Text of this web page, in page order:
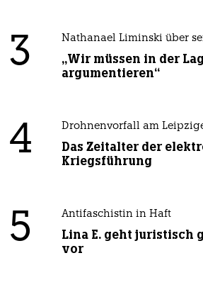
3 Nathanael Liminski über
„Wir müssen in der
argumentieren“
4 Drohnenvorfall am
Das Zeitalter der
Kriegsführung
5 Antifaschistin in Haft
Lina E. geht juristisch
vor